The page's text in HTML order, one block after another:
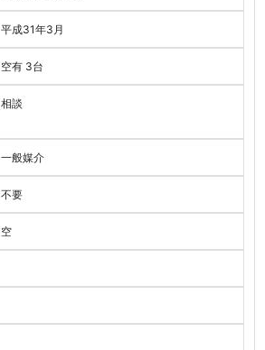
平成31年3月
空有 3台
相談
一般媒介
不要
空